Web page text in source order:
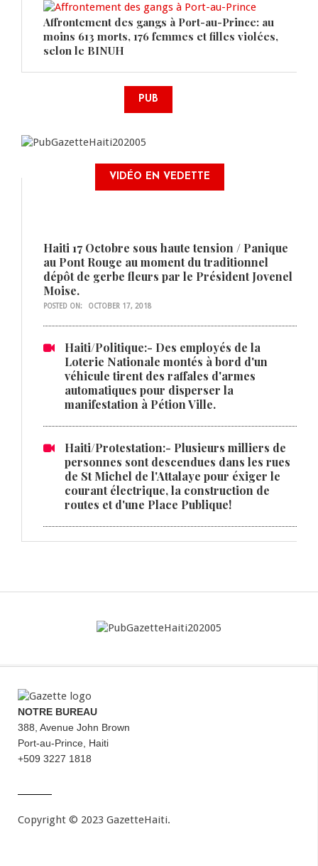
Affrontement des gangs à Port-au-Prince: au
moins 613 morts, 176 femmes et filles violées,
selon le BINUH
PUB
VIDÉO EN VEDETTE
Haiti 17 Octobre sous haute tension / Panique
au Pont Rouge au moment du traditionnel
dépôt de gerbe fleurs par le Président Jovenel
Moise.
POSTED ON: OCTOBER 17, 2018
Haiti/Politique:- Des employés de la
Loterie Nationale montés à bord d'un
véhicule tirent des raffales d'armes
automatiques pour disperser la
manifestation à Pétion Ville.
Haiti/Protestation:- Plusieurs milliers de
personnes sont descendues dans les rues
de St Michel de l'Attalaye pour éxiger le
courant électrique, la construction de
routes et d'une Place Publique!
NOTRE BUREAU
388, Avenue John Brown
Port-au-Prince, Haiti
+509 3227 1818
Copyright © 2023 GazetteHaiti.